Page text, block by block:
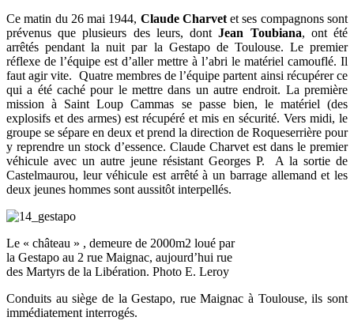
Ce matin du 26 mai 1944, Claude Charvetet ses compagnons sont
prévenus que plusieurs des leurs, dontJean Toubiana, ont été
arrêtés pendant la nuit par la Gestapo de Toulouse. Le premier
réflexe de l’équipe est d’aller mettre à l’abri le matériel camouflé. Il
faut agir vite. Quatre membres de l’équipe partent ainsi récupérer ce
qui a été caché pour le mettre dans un autre endroit. La première
mission à Saint Loup Cammas se passe bien, le matériel (des
explosifs et des armes) est récupéré et mis en sécurité. Vers midi, le
groupe se sépare en deux et prend la direction de Roqueserrière pour
y reprendre un stock d’essence. Claude Charvet est dans le premier
véhicule avec un autre jeune résistant Georges P. A la sortie de
Castelmaurou, leur véhicule est arrêté à un barrage allemand et les
deux jeunes hommes sont aussitôt interpellés.
Le « château » , demeure de 2000m2 loué par
la Gestapo au 2 rue Maignac, aujourd’hui rue
des Martyrs de la Libération. Photo E. Leroy
Conduits au siège de la Gestapo, rue Maignac à Toulouse, ils sont
immédiatement interrogés.